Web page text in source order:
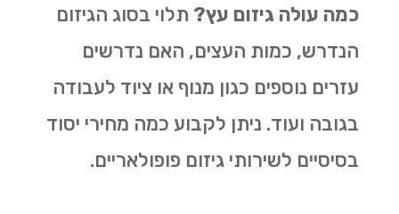
כמה עולה גיזום עץ? תלוי בסוג הגיזום
הנדרש, כמות העצים, האם נדרשים
עזרים נוספים כגון מנוף או ציוד לעבודה
בגובה ועוד. ניתן לקבוע כמה מחירי יסוד
בסיסיים לשירותי גיזום פופולאריים.